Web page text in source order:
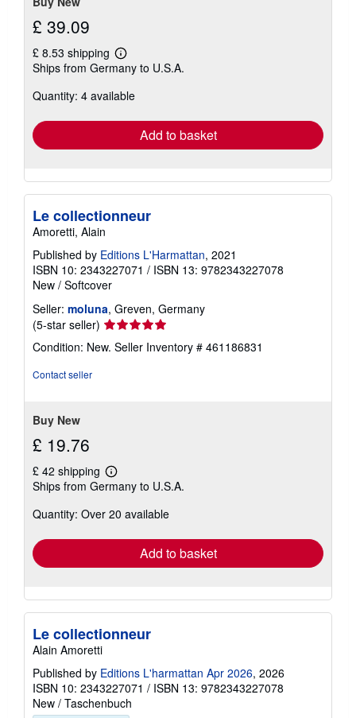
£ 39.09
£ 8.53 shipping
Learn
more
shipping
Ships from Germany to U.S.A.
Quantity: 4 available
Add to basket
Le collectionneur
Amoretti, Alain
Published by Editions L'Harmattan, 2021
ISBN 10: 2343227071 / ISBN 13: 9782343227078
New / Softcover
Seller: moluna, Greven, Germany
(5-star seller) Seller
rating
5
Condition: New. Seller Inventory # 461186831
Contact seller
Buy New
£ 19.76
£ 42 shipping
Learn
more
shipping
Ships from Germany to U.S.A.
Quantity: Over 20 available
Add to basket
Le collectionneur
Alain Amoretti
Published by Editions L'harmattan Apr 2026, 2026
ISBN 10: 2343227071 / ISBN 13: 9782343227078
New / Taschenbuch